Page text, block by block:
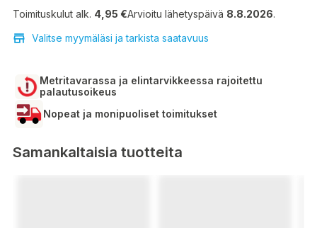
Toimituskulut alk. 4,95 €Arvioitu lähetyspäivä 8.8.2026.
Valitse myymäläsi ja tarkista saatavuus
Metritavarassa ja elintarvikkeessa rajoitettu
palautusoikeus
Nopeat ja monipuoliset toimitukset
Samankaltaisia tuotteita